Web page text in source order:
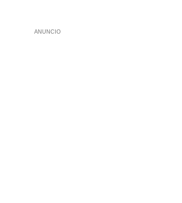
ANUNCIO